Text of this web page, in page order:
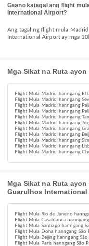
Gaano katagal ang flight
International Airport?
Ang tagal ng flight mula Madrid papunta sa São Paulo Guarulhos
International Airport ay mga
Mga Sikat na Ruta
Flight Mula Madrid hanngang
Flight Mula Madrid hanngang
Flight Mula Madrid hanngang
Flight Mula Madrid hanngang
Flight Mula Madrid hanngang
Flight Mula Madrid hanngang
Flight Mula Madrid hanngang
Flight Mula Madrid hanngang
Flight Mula Madrid hanngang
Flight Mula Madrid hanngang
Flight Mula Madrid hanngang
Mga Sikat na Ruta
Guarulhos International
Flight Mula Rio de Janeiro
Flight Mula Casablanca
Flight Mula Santiago hanngang
Flight Mula Doha hanngang
Flight Mula Beijing hanngang
Flight Mula Paris hanngang